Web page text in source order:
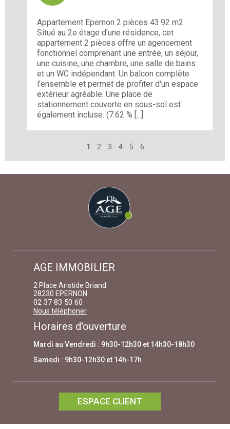
Appartement Epernon 2 pièces 43.92 m2
Situé au 2e étage d'une résidence, cet
appartement 2 pièces offre un agencement
fonctionnel comprenant une entrée, un séjour,
une cuisine, une chambre, une salle de bains
et un WC indépendant. Un balcon complète
l'ensemble et permet de profiter d'un espace
extérieur agréable. Une place de
stationnement couverte en sous-sol est
également incluse. (7.62 % [...]
1 2 3 4 5 6
AGE IMMOBILIER
2 Place Aristide Briand
28230 EPERNON
02 37 83 50 60
Nous téléphoner
Horaires d'ouverture
Mardi au Vendredi : 9h30-12h30 et 14h30-18h30
Samedi : 9h30-12h30 et 14h-17h
ESPACE CLIENT